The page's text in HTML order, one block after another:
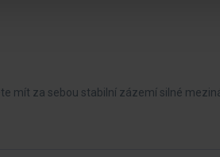
mít za sebou stabilní zázemí silné